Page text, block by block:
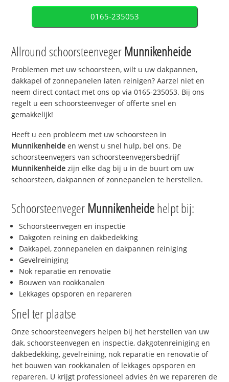
0165-235053
Allround schoorsteenveger Munnikenheide
Problemen met uw schoorsteen, wilt u uw dakpannen,
dakkapel of zonnepanelen laten reinigen? Aarzel niet en
neem direct contact met ons op via 0165-235053. Bij ons
regelt u een schoorsteenveger of offerte snel en
gemakkelijk!
Heeft u een probleem met uw schoorsteen in
Munnikenheide en wenst u snel hulp, bel ons. De
schoorsteenvegers van schoorsteenvegersbedrijf
Munnikenheide zijn elke dag bij u in de buurt om uw
schoorsteen, dakpannen of zonnepanelen te herstellen.
Schoorsteenveger Munnikenheidehelpt bij:
Schoorsteenvegen en inspectie
Dakgoten reining en dakbedekking
Dakkapel, zonnepanelen en dakpannen reiniging
Gevelreiniging
Nok reparatie en renovatie
Bouwen van rookkanalen
Lekkages opsporen en repareren
Snel ter plaatse
Onze schoorsteenvegers helpen bij het herstellen van uw
dak, schoorsteenvegen en inspectie, dakgotenreiniging en
dakbedekking, gevelreining, nok reparatie en renovatie of
het bouwen van rookkanalen of lekkages opsporen en
repareren. U krijgt professioneel advies én we repareren de